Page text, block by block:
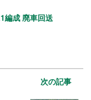
編成 廃車回送
次の記事